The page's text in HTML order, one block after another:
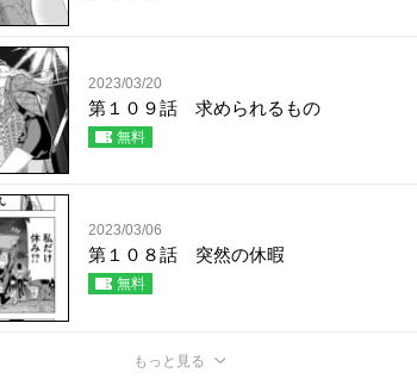
2023/03/20
第１０９話 求められるもの
無料
2023/03/06
第１０８話 突然の休暇
無料
もっと見る